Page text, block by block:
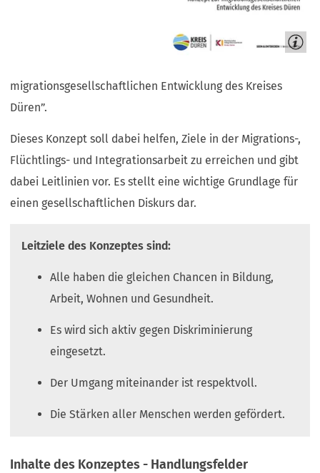
migrationsgesellschaftlichen Entwicklung des Kreises
Düren”.
Dieses Konzept soll dabei helfen, Ziele in der Migrations-,
Flüchtlings- und Integrationsarbeit zu erreichen und gibt
dabei Leitlinien vor. Es stellt eine wichtige Grundlage für
einen gesellschaftlichen Diskurs dar.
Leitziele des Konzeptes sind:
Alle haben die gleichen Chancen in Bildung,
Arbeit, Wohnen und Gesundheit.
Es wird sich aktiv gegen Diskriminierung
eingesetzt.
Der Umgang miteinander ist respektvoll.
Die Stärken aller Menschen werden gefördert.
Inhalte des Konzeptes - Handlungsfelder